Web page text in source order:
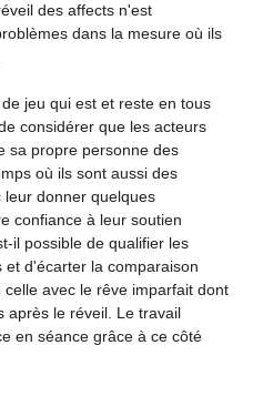
des affects n'est
dans la mesure où ils
jeu qui est et reste en tous
considérer que les acteurs
sa propre personne des
où ils sont aussi des
donner quelques
confiance à leur soutien
il possible de qualifier les
d'écarter la comparaison
avec le rêve imparfait dont
après le réveil. Le travail
en séance grâce à ce côté